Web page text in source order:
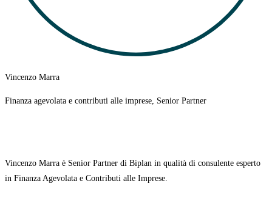
Vincenzo Marra
Finanza agevolata e contributi alle imprese, Senior Partner
Vincenzo Marra è Senior Partner di Biplan in qualità di consulente esperto
in Finanza Agevolata e Contributi alle Imprese.